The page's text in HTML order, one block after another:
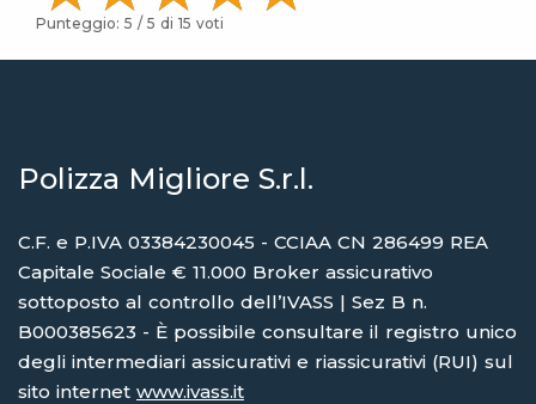
Punteggio: 5 / 5 di 15 voti
Polizza Migliore S.r.l.
C.F. e P.IVA 03384230045 - CCIAA CN 286499 REA
Capitale Sociale € 11.000 Broker assicurativo
sottoposto al controllo dell’IVASS | Sez B n.
B000385623 - È possibile consultare il registro unico
degli intermediari assicurativi e riassicurativi (RUI) sul
sito internet www.ivass.it